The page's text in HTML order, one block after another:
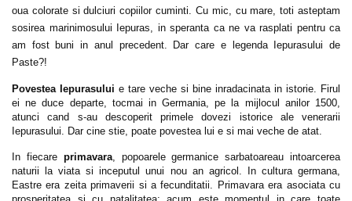
oua colorate si dulciuri copiilor cuminti. Cu mic, cu mare, toti asteptam
sosirea marinimosului Iepuras, in speranta ca ne va rasplati pentru ca
am fost buni in anul precedent. Dar care e legenda Iepurasului de
Paste?!
Povestea Iepurasului e tare veche si bine inradacinata in istorie. Firul
ei ne duce departe, tocmai in Germania, pe la mijlocul anilor 1500,
atunci cand s-au descoperit primele dovezi istorice ale venerarii
Iepurasului. Dar cine stie, poate povestea lui e si mai veche de atat.
In fiecare primavara, popoarele germanice sarbatoareau intoarcerea
naturii la viata si inceputul unui nou an agricol. In cultura germana,
Eastre era zeita primaverii si a fecunditatii. Primavara era asociata cu